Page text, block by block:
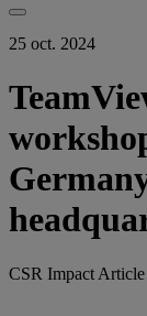
25 oct. 2024
CSR Impact Article